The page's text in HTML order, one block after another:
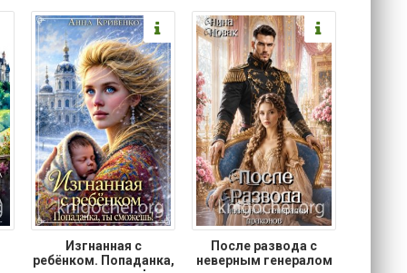
Изгнанная с
ребёнком. Попаданка,
После развода с
неверным генералом